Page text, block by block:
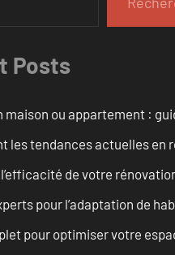
Posts
maison ou appartement :
les tendances actuelles en
de votre
pour l’adaptation de
pour optimiser votre